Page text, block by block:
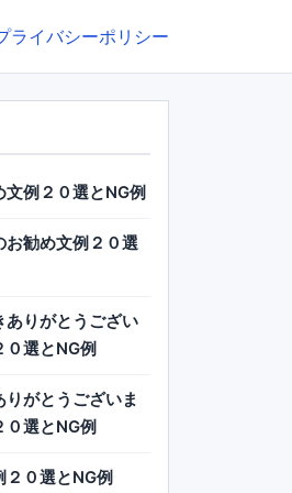
ライバシーポリシー
例２０選とNG例
お勧め文例２０選
ありがとうござい
０選とNG例
りがとうございま
選とNG例
０選とNG例